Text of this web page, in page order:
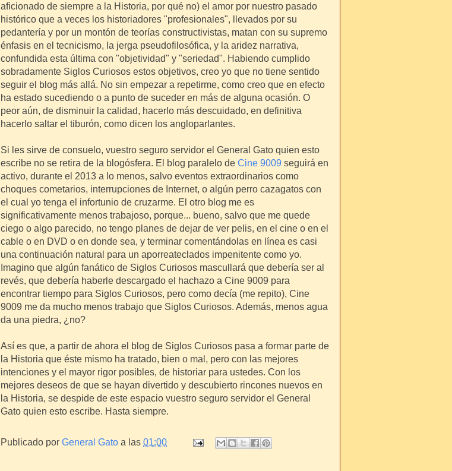
aficionado de siempre a la Historia, por qué no) el amor por nuestro pasado
histórico que a veces los historiadores "profesionales", llevados por su
pedantería y por un montón de teorías constructivistas, matan con su supremo
énfasis en el tecnicismo, la jerga pseudofilosófica, y la aridez narrativa,
confundida esta última con "objetividad" y "seriedad". Habiendo cumplido
sobradamente Siglos Curiosos estos objetivos, creo yo que no tiene sentido
seguir el blog más allá. No sin empezar a repetirme, como creo que en efecto
ha estado sucediendo o a punto de suceder en más de alguna ocasión. O
peor aún, de disminuir la calidad, hacerlo más descuidado, en definitiva
hacerlo saltar el tiburón, como dicen los angloparlantes.
Si les sirve de consuelo, vuestro seguro servidor el General Gato quien esto
escribe no se retira de la blogósfera. El blog paralelo de Cine 9009 seguirá en
activo, durante el 2013 a lo menos, salvo eventos extraordinarios como
choques cometarios, interrupciones de Internet, o algún perro cazagatos con
el cual yo tenga el infortunio de cruzarme. El otro blog me es
significativamente menos trabajoso, porque... bueno, salvo que me quede
ciego o algo parecido, no tengo planes de dejar de ver pelis, en el cine o en el
cable o en DVD o en donde sea, y terminar comentándolas en línea es casi
una continuación natural para un aporreateclados impenitente como yo.
Imagino que algún fanático de Siglos Curiosos mascullará que debería ser al
revés, que debería haberle descargado el hachazo a Cine 9009 para
encontrar tiempo para Siglos Curiosos, pero como decía (me repito), Cine
9009 me da mucho menos trabajo que Siglos Curiosos. Además, menos agua
da una piedra, ¿no?
Así es que, a partir de ahora el blog de Siglos Curiosos pasa a formar parte de
la Historia que éste mismo ha tratado, bien o mal, pero con las mejores
intenciones y el mayor rigor posibles, de historiar para ustedes. Con los
mejores deseos de que se hayan divertido y descubierto rincones nuevos en
la Historia, se despide de este espacio vuestro seguro servidor el General
Gato quien esto escribe. Hasta siempre.
Publicado por General Gato a las 01:00